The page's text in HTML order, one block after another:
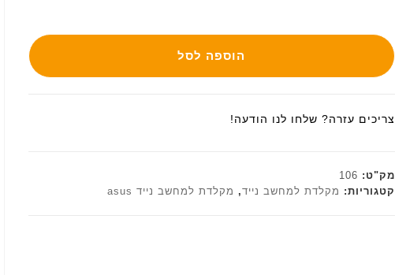
הוספה לסל
צריכים עזרה? שלחו לנו הודעה!
מק"ט: 106
קטגוריות: מקלדת למחשב נייד, מקלדת למחשב נייד asus